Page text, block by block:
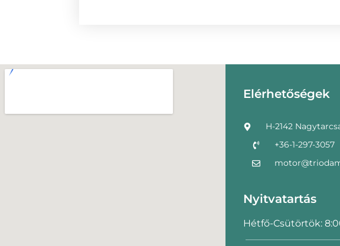
Elérhetőségek
H-2142
+36-1-297-3057
Nyitvatartás
Hétfő-Csütörtök: